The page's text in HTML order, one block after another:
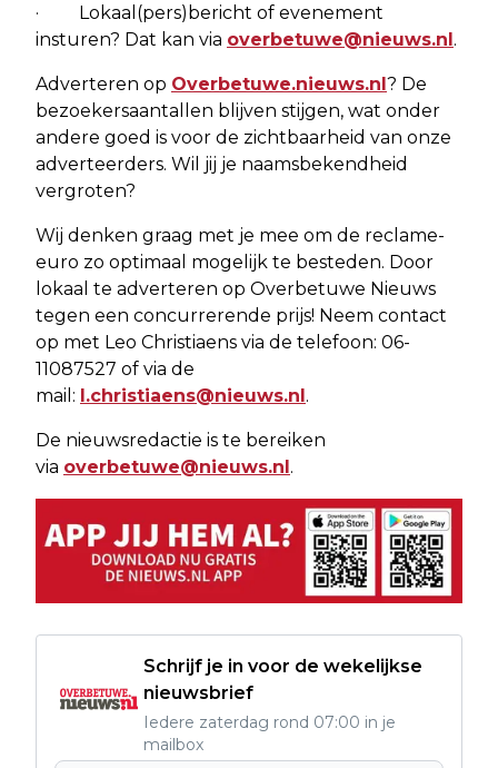
· Lokaal(pers)bericht of evenement
insturen? Dat kan via overbetuwe@nieuws.nl.
Adverteren op Overbetuwe.nieuws.nl? De
bezoekersaantallen blijven stijgen, wat onder
andere goed is voor de zichtbaarheid van onze
adverteerders. Wil jij je naamsbekendheid
vergroten?
Wij denken graag met je mee om de reclame-
euro zo optimaal mogelijk te besteden. Door
lokaal te adverteren op Overbetuwe Nieuws
tegen een concurrerende prijs! Neem contact
op met Leo Christiaens via de telefoon: 06-
11087527 of via de
mail: l.christiaens@nieuws.nl.
De nieuwsredactie is te bereiken
via overbetuwe@nieuws.nl.
Schrijf je in voor de wekelijkse
nieuwsbrief
Iedere zaterdag rond 07:00 in je
mailbox